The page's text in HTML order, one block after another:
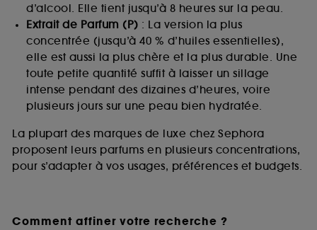
d’alcool. Elle tient jusqu’à 8 heures sur la peau.
Extrait de Parfum (P) : La version la plus
concentrée (jusqu’à 40 % d’huiles essentielles),
elle est aussi la plus chère et la plus durable. Une
toute petite quantité suffit à laisser un sillage
intense pendant des dizaines d’heures, voire
plusieurs jours sur une peau bien hydratée.
La plupart des marques de luxe chez Sephora
proposent leurs parfums en plusieurs concentrations,
pour s’adapter à vos usages, préférences et budgets.
Comment affiner votre recherche ?